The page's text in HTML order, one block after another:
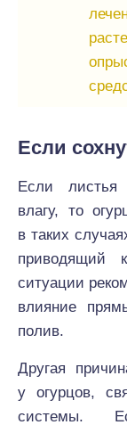
Если
Если листья
влагу, то
в таких
приводящий
ситуации
влияние
полив.
Другая
у огурцов,
системы.